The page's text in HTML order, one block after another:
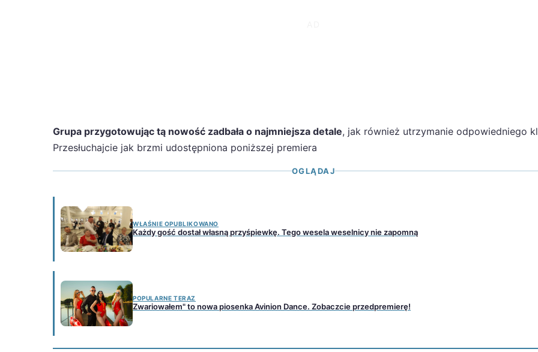
Grupa przygotowując tą nowość zadbała o najmniejsza detale, jak również utrzymanie odpowiedniego
Przesłuchajcie jak brzmi udostępniona poniższej premiera
OGLĄDAJ
WŁAŚNIE OPUBLIKOWANO
Każdy gość dostał własną przyśpiewkę. Tego wesela weselnicy nie zapomną
POPULARNE TERAZ
Zwariowałem" to nowa piosenka Avinion Dance. Zobaczcie przedpremierę!